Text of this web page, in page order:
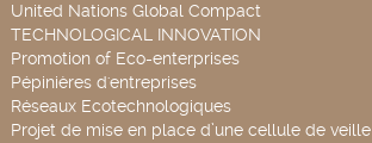
United Nations Global Compact
TECHNOLOGICAL INNOVATION
Promotion of Eco-enterprises
Pépinières d'entreprises
Réseaux Ecotechnologiques
Projet de mise en place d’une cellule de veille